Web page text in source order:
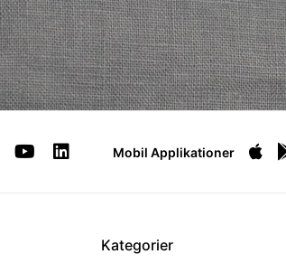
Mobil Applikationer
Kategorier